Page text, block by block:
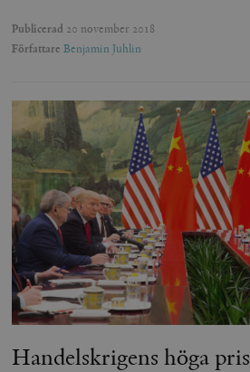
Publicerad 20 november 2018
Författare Benjamin Juhlin
Handelskrigens höga pris